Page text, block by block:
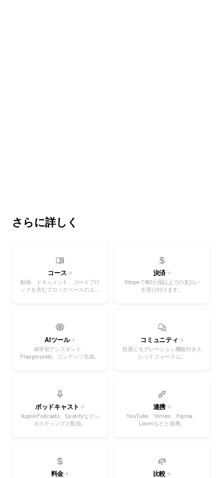
さらに詳しく
コース
動画、ドキュメント、コードブロ
ックを含むブロックベースのエデ
決済
Stripeで80か国以上での支払い
を受け付けます。
AIツール
AI学習アシスタント、
Playgrounds、コンテンツ生成。
コミュニティ
投票とモデレーション機能付きス
レッドフォーラム。
ポッドキャスト
Apple Podcasts、Spotifyなどへ
ホスティングと配信。
連携
YouTube、Vimeo、Figma、
Loomなどと連携。
料金 比較